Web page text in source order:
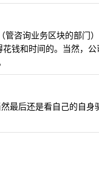
管咨询业务区块的部门
钱和时间的。当然，公
最后还是看自己的自身